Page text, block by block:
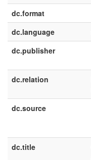
dc.format
dc.language
dc.publisher
dc.relation
dc.source
dc.title